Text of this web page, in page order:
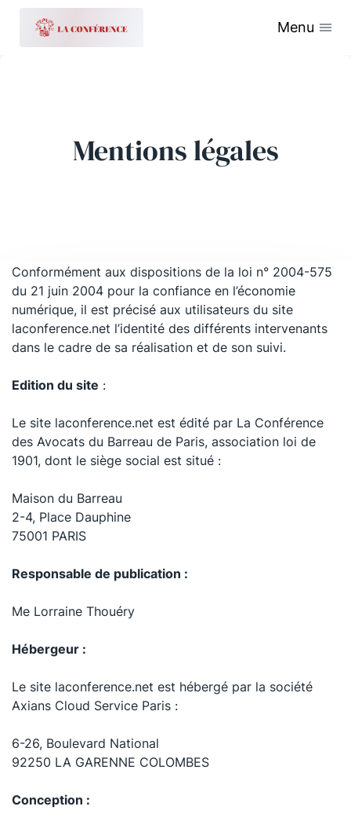
Menu
Mentions légales
Conformément aux dispositions de la loi n° 2004-575
du 21 juin 2004 pour la confiance en l’économie
numérique, il est précisé aux utilisateurs du site
laconference.net l’identité des différents intervenants
dans le cadre de sa réalisation et de son suivi.
Edition du site :
Le site laconference.net est édité par La Conférence
des Avocats du Barreau de Paris, association loi de
1901, dont le siège social est situé :
Maison du Barreau
2-4, Place Dauphine
75001 PARIS
Responsable de publication :
Me Lorraine Thouéry
Hébergeur :
Le site laconference.net est hébergé par la société
Axians Cloud Service Paris :
6-26, Boulevard National
92250 LA GARENNE COLOMBES
Conception :